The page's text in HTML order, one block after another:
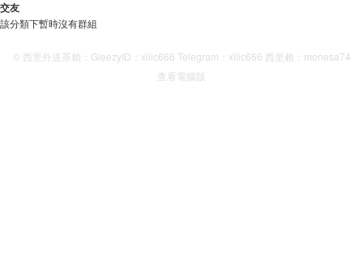
交友
該分類下暫時沒有群組
© 西里外送茶賴：GleezyID：xilic666 Telegram：xilic666 西里賴：monesa74
查看電腦版